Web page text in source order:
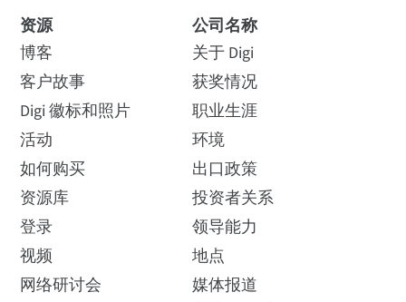
资源
博客
客户故事
Digi 徽标和照片
活动
如何购买
资源库
登录
视频
网络研讨会
公司名称
关于 Digi
获奖情况
职业生涯
环境
出口政策
投资者关系
领导能力
地点
媒体报道